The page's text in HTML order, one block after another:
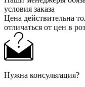
условия заказа
Цена действительна
отличаться от цен в
Нужна консультация?